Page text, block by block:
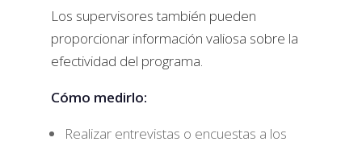
Los supervisores también pueden
proporcionar información valiosa sobre la
efectividad del programa.
Cómo medirlo:
Realizar entrevistas o encuestas a los